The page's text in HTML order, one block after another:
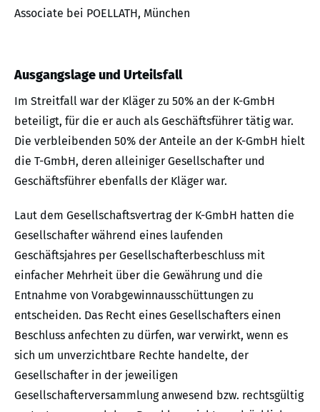
Associate bei POELLATH, München
Ausgangslage und Urteilsfall
Im Streitfall war der Kläger zu 50% an der K-GmbH
beteiligt, für die er auch als Geschäftsführer tätig war.
Die verbleibenden 50% der Anteile an der K-GmbH hielt
die T-GmbH, deren alleiniger Gesellschafter und
Geschäftsführer ebenfalls der Kläger war.
Laut dem Gesellschaftsvertrag der K-GmbH hatten die
Gesellschafter während eines laufenden
Geschäftsjahres per Gesellschafterbeschluss mit
einfacher Mehrheit über die Gewährung und die
Entnahme von Vorabgewinnausschüttungen zu
entscheiden. Das Recht eines Gesellschafters einen
Beschluss anfechten zu dürfen, war verwirkt, wenn es
sich um unverzichtbare Rechte handelte, der
Gesellschafter in der jeweiligen
Gesellschafterversammlung anwesend bzw. rechtsgültig